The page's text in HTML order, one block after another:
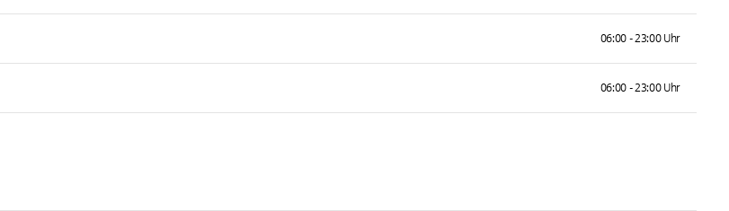
06:00 - 23:00 Uhr
06:00 - 23:00 Uhr